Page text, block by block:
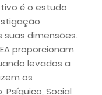
é o estudo
dimensões.
proporcionam
levados a
os
Psíquico, Social